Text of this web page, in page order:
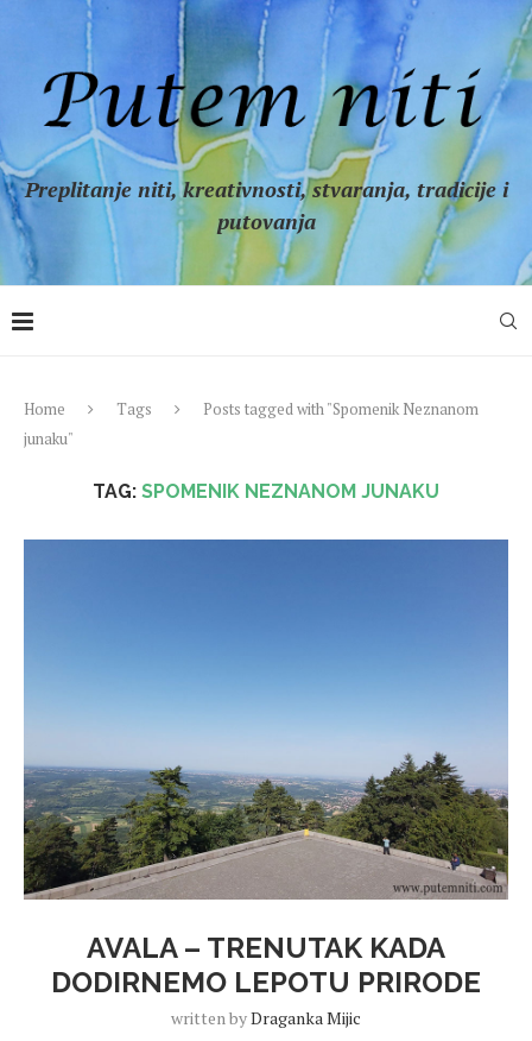
Preplitanje niti, kreativnosti, stvaranja, tradicije i
putovanja
Home Tags
Posts tagged with "Spomenik Neznanom
junaku"
TAG: SPOMENIK NEZNANOM JUNAKU
AVALA – TRENUTAK KADA
DODIRNEMO LEPOTU PRIRODE
written byDraganka Mijic